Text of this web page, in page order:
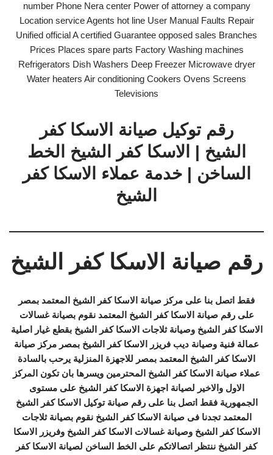
number Phone Nera center Power of attorney a company
Location service Agents hot line User Manual Faults Repair
Unified official A certified Guarantee opposed sales Branches
Prices Places spare parts Factory Washing machines
Refrigerators Dish Washers Deep Freezer Microwave dryer
Water heaters Air conditioning Cookers Ovens Screens
Televisions
رقم توكيل صيانة الاسكا كفر
الشيخ | الاسكا كفر الشيخ الخط
الساخن | خدمة عملاء الاسكا كفر
الشيخ
رقم صيانة الاسكا كفر الشيخ
فقط اتصل بنا على مركز صيانة الاسكا كفر الشيخ المعتمد بمصر
على رقم صيانة الاسكا كفر الشيخ المعتمد نقوم بصيانة غسالات
الاسكا كفر الشيخ وصيانة ثلاجات الاسكا كفر الشيخ بقطع غيار اصلية
عمالة فنية وصيانة ديب فريزر الاسكا كفر الشيخ بمصر مركز صيانة
الاسكا كفر الشيخ المعتمد بمصر للاجهزة المنزلية يرحب بالسادة
عملاء صيانة الاسكا كفر الشيخ المحترمين ويسرها بان تكون المركز
الاول والاخير لصيانة اجهزة الاسكا كفر الشيخ على مستوى
الجمهورية فقط اتصل بنا على رقم صيانة توكيل الاسكا كفر الشيخ
المعتمد تجدنا فى صيانة الاسكا كفر الشيخ نقوم بصيانة ثلاجات
الاسكا كفر الشيخ وصيانة غسالات الاسكا كفر الشيخ وفريزر الاسكا
كفر الشيخ ننتظر اتصالاتكم على الخط الساخن لصيانة الاسكا كفر